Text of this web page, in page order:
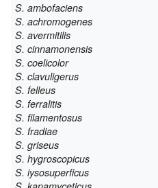
S. ambofaciens
S. achromogenes
S. avermitilis
S. cinnamonensis
S. coelicolor
S. clavuligerus
S. felleus
S. ferralitis
S. filamentosus
S. fradiae
S. griseus
S. hygroscopicus
S. iysosuperficus